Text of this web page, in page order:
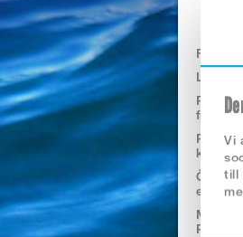
Vi
till
Färskfisk
Rökt
frysta
Rökt
kylvara
Övr
etc)